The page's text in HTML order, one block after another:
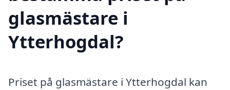
glasmästare i
Ytterhogdal?
Priset på glasmästare i Ytterhogdal kan